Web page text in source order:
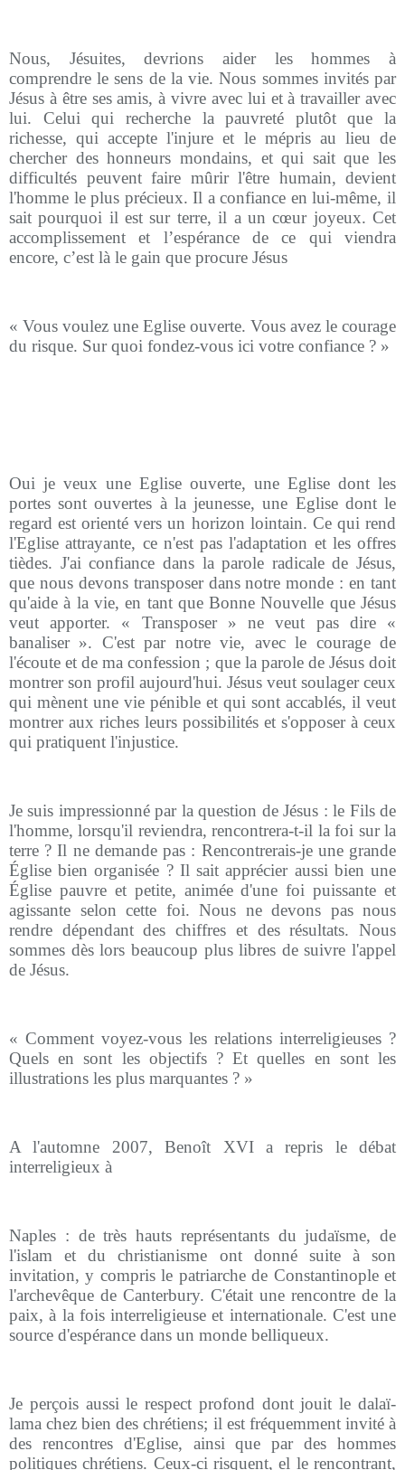
Nous, Jésuites, devrions aider les hommes à
comprendre le sens de la vie. Nous sommes invités par
Jésus à être ses amis, à vivre avec lui et à travailler avec
lui. Celui qui recherche la pauvreté plutôt que la
richesse, qui accepte l'injure et le mépris au lieu de
chercher des honneurs mondains, et qui sait que les
difficultés peuvent faire mûrir l'être humain, devient
l'homme le plus précieux. Il a confiance en lui-même, il
sait pourquoi il est sur terre, il a un cœur joyeux. Cet
accomplissement et l’espérance de ce qui viendra
encore, c’est là le gain que procure Jésus
« Vous voulez une Eglise ouverte. Vous avez le courage
du risque. Sur quoi fondez-vous ici votre confiance ? »
Oui je veux une Eglise ouverte, une Eglise dont les
portes sont ouvertes à la jeunesse, une Eglise dont le
regard est orienté vers un horizon lointain. Ce qui rend
l'Eglise attrayante, ce n'est pas l'adaptation et les offres
tièdes. J'ai confiance dans la parole radicale de Jésus,
que nous devons transposer dans notre monde : en tant
qu'aide à la vie, en tant que Bonne Nouvelle que Jésus
veut apporter. « Transposer » ne veut pas dire «
banaliser ». C'est par notre vie, avec le courage de
l'écoute et de ma confession ; que la parole de Jésus doit
montrer son profil aujourd'hui. Jésus veut soulager ceux
qui mènent une vie pénible et qui sont accablés, il veut
montrer aux riches leurs possibilités et s'opposer à ceux
qui pratiquent l'injustice.
Je suis impressionné par la question de Jésus : le Fils de
l'homme, lorsqu'il reviendra, rencontrera-t-il la foi sur la
terre ? Il ne demande pas : Rencontrerais-je une grande
Église bien organisée ? Il sait apprécier aussi bien une
Église pauvre et petite, animée d'une foi puissante et
agissante selon cette foi. Nous ne devons pas nous
rendre dépendant des chiffres et des résultats. Nous
sommes dès lors beaucoup plus libres de suivre l'appel
de Jésus.
« Comment voyez-vous les relations interreligieuses ?
Quels en sont les objectifs ? Et quelles en sont les
illustrations les plus marquantes ? »
A l'automne 2007, Benoît XVI a repris le débat
interreligieux à
Naples : de très hauts représentants du judaïsme, de
l'islam et du christianisme ont donné suite à son
invitation, y compris le patriarche de Constantinople et
l'archevêque de Canterbury. C'était une rencontre de la
paix, à la fois interreligieuse et internationale. C'est une
source d'espérance dans un monde belliqueux.
Je perçois aussi le respect profond dont jouit le dalaï-
lama chez bien des chrétiens; il est fréquemment invité à
des rencontres d'Eglise, ainsi que par des hommes
politiques chrétiens. Ceux-ci risquent, el le rencontrant,